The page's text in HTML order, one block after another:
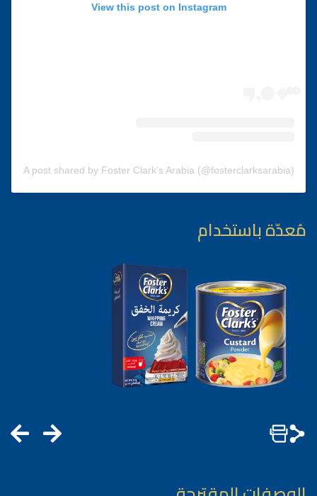
View this post on Instagram
A post shared by Foster Clark’s Arabia (@fosterclarksarabia)
مُعدّة باستخدام